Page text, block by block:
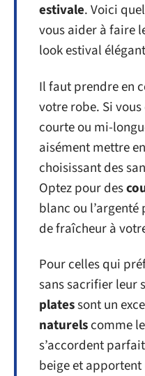
estivale. Voici
vous aider à faire
look estival
Il faut prendre en
votre robe. Si
courte ou mi-
aisément mettre
choisissant des
Optez pour des
blanc ou
de fraîcheur à
Pour celles qui
sans sacrifier leur
platessont un
naturelscomme
s’accordent
beige et